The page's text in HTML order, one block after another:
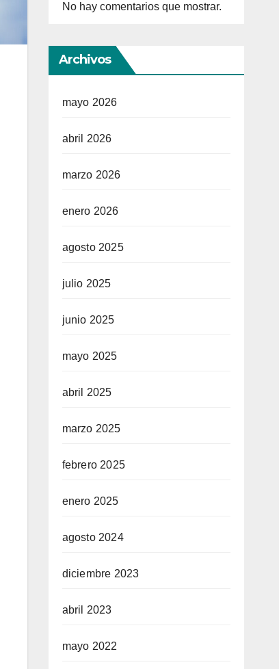
No hay comentarios que mostrar.
Archivos
mayo 2026
abril 2026
marzo 2026
enero 2026
agosto 2025
julio 2025
junio 2025
mayo 2025
abril 2025
marzo 2025
febrero 2025
enero 2025
agosto 2024
diciembre 2023
abril 2023
mayo 2022